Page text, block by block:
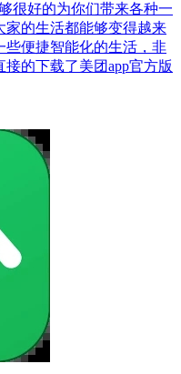
很好的为你们带来各种一
家的生活都能够变得越来
些便捷智能化的生活，非
的下载了美团app官方版